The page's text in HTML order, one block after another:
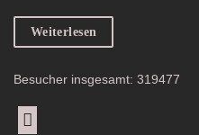
Weiterlesen
Besucher insgesamt: 319477